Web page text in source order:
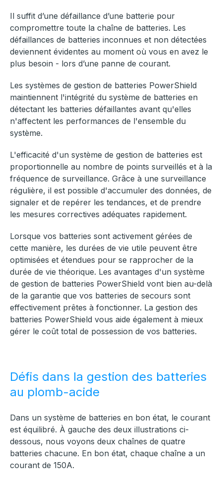
Il suffit d’une défaillance d’une batterie pour
compromettre toute la chaîne de batteries. Les
défaillances de batteries inconnues et non détectées
deviennent évidentes au moment où vous en avez le
plus besoin - lors d’une panne de courant.
Les systèmes de gestion de batteries PowerShield
maintiennent l'intégrité du système de batteries en
détectant les batteries défaillantes avant qu'elles
n'affectent les performances de l'ensemble du
système.
L'efficacité d'un système de gestion de batteries est
proportionnelle au nombre de points surveillés et à la
fréquence de surveillance. Grâce à une surveillance
régulière, il est possible d'accumuler des données, de
signaler et de repérer les tendances, et de prendre
les mesures correctives adéquates rapidement.
Lorsque vos batteries sont activement gérées de
cette manière, les durées de vie utile peuvent être
optimisées et étendues pour se rapprocher de la
durée de vie théorique. Les avantages d'un système
de gestion de batteries PowerShield vont bien au-delà
de la garantie que vos batteries de secours sont
effectivement prêtes à fonctionner. La gestion des
batteries PowerShield vous aide également à mieux
gérer le coût total de possession de vos batteries.
Défis dans la gestion des batteries
au plomb-acide
Dans un système de batteries en bon état, le courant
est équilibré. À gauche des deux illustrations ci-
dessous, nous voyons deux chaînes de quatre
batteries chacune. En bon état, chaque chaîne a un
courant de 150A.